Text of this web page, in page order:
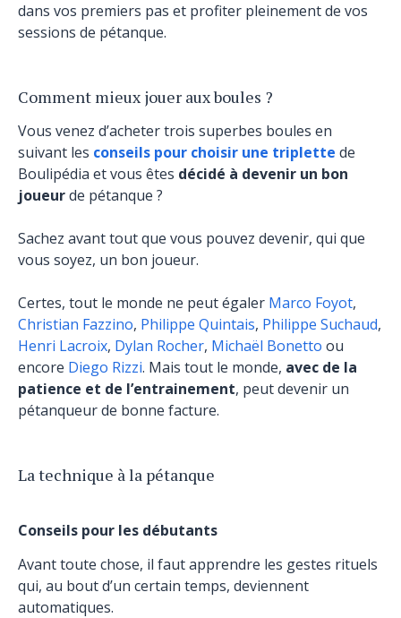
dans vos premiers pas et profiter pleinement de vos
sessions de pétanque.
Comment mieux jouer aux boules ?
Vous venez d’acheter trois superbes boules en
suivant les conseils pour choisir une triplette de
Boulipédia et vous êtes décidé à devenir un bon
joueurde pétanque ?
Sachez avant tout que vous pouvez devenir, qui que
vous soyez, un bon joueur.
Certes, tout le monde ne peut égaler Marco Foyot,
Christian Fazzino, Philippe Quintais, Philippe Suchaud,
Henri Lacroix, Dylan Rocher, Michaël Bonetto ou
encore Diego Rizzi. Mais tout le monde, avec de la
patience et de l’entrainement, peut devenir un
pétanqueur de bonne facture.
La technique à la pétanque
Conseils pour les débutants
Avant toute chose, il faut apprendre les gestes rituels
qui, au bout d’un certain temps, deviennent
automatiques.